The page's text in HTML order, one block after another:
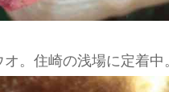
。住崎の浅場に定着中。